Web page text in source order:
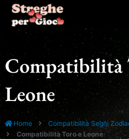
contenuto
Compatibilità
Leone
Home Compatibilità Segni
Compatibilità Toro e Leone